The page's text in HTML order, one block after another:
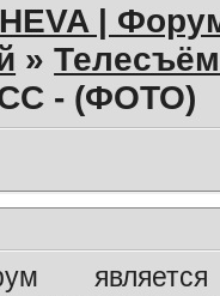
|
»
- (ФОТО)
является